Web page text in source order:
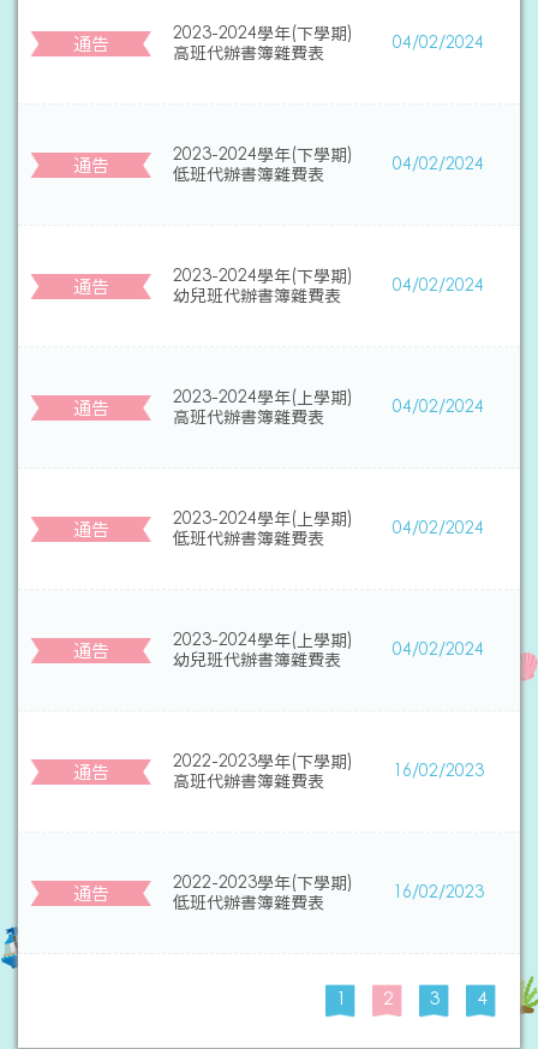
通告
2023-2024學年(下學期)
高班代辦書簿雜費表
04/02/2024
通告
2023-2024學年(下學期)
低班代辦書簿雜費表
04/02/2024
通告
2023-2024學年(下學期)
幼兒班代辦書簿雜費表
04/02/2024
通告
2023-2024學年(上學期)
高班代辦書簿雜費表
04/02/2024
通告
2023-2024學年(上學期)
低班代辦書簿雜費表
04/02/2024
通告
2023-2024學年(上學期)
幼兒班代辦書簿雜費表
04/02/2024
通告
2022-2023學年(下學期)
高班代辦書簿雜費表
16/02/2023
通告
2022-2023學年(下學期)
低班代辦書簿雜費表
16/02/2023
1 2 3 4